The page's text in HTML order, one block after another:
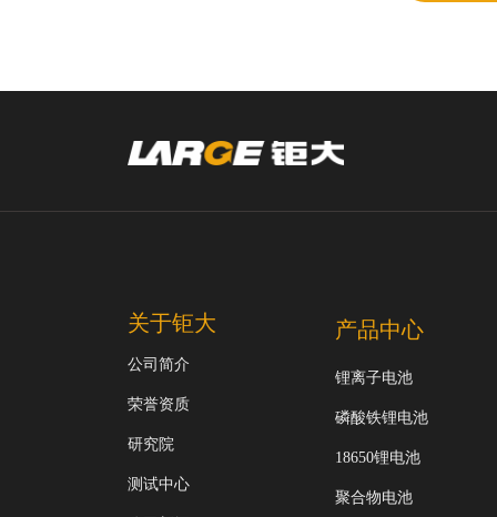
关于钜大
公司简介
荣誉资质
研究院
测试中心
产品中心
锂离子电池
磷酸铁锂电池
18650锂电池
聚合物电池